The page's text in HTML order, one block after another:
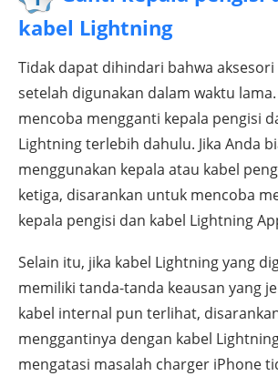
kabel Lightning
Tidak dapat dihindari bahwa aksesori
setelah digunakan dalam waktu
mencoba mengganti kepala pengisi
Lightning terlebih dahulu. Jika Anda
menggunakan kepala atau kabel
ketiga, disarankan untuk mencoba
kepala pengisi dan kabel Lightning
Selain itu, jika kabel Lightning yang
memiliki tanda-tanda keausan yang
kabel internal pun terlihat,
menggantinya dengan kabel
mengatasi masalah charger iPhone